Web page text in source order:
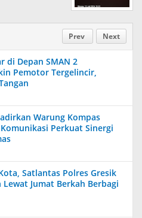
Prev Next
di Depan SMAN 2
Pemotor Tergelincir,
Warung Kompas
Perkuat Sinergi
Satlantas Polres Gresik
Lewat Jumat Berkah Berbagi